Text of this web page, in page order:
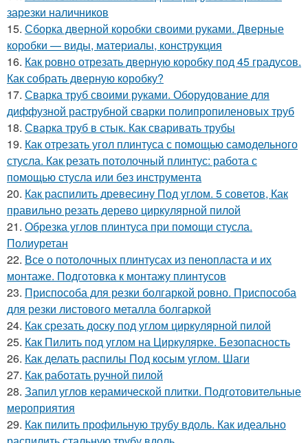
зарезки наличников
15. Сборка дверной коробки своими руками. Дверные
коробки — виды, материалы, конструкция
16. Как ровно отрезать дверную коробку под 45 градусов.
Как собрать дверную коробку?
17. Сварка труб своими руками. Оборудование для
диффузной раструбной сварки полипропиленовых труб
18. Сварка труб в стык. Как сваривать трубы
19. Как отрезать угол плинтуса с помощью самодельного
стусла. Как резать потолочный плинтус: работа с
помощью стусла или без инструмента
20. Как распилить древесину Под углом. 5 советов, Как
правильно резать дерево циркулярной пилой
21. Обрезка углов плинтуса при помощи стусла.
Полиуретан
22. Все о потолочных плинтусах из пенопласта и их
монтаже. Подготовка к монтажу плинтусов
23. Приспособа для резки болгаркой ровно. Приспособа
для резки листового металла болгаркой
24. Как срезать доску под углом циркулярной пилой
25. Как Пилить под углом на Циркулярке. Безопасность
26. Как делать распилы Под косым углом. Шаги
27. Как работать ручной пилой
28. Запил углов керамической плитки. Подготовительные
мероприятия
29. Как пилить профильную трубу вдоль. Как идеально